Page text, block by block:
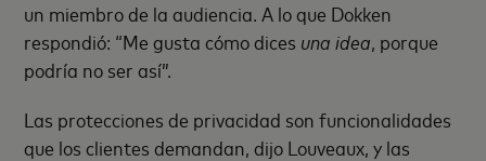
un miembro de la audiencia. A lo que Dokken
respondió: “Me gusta cómo dices una idea, porque
podría no ser así”.
Las protecciones de privacidad son funcionalidades
que los clientes demandan, dijo Louveaux, y las